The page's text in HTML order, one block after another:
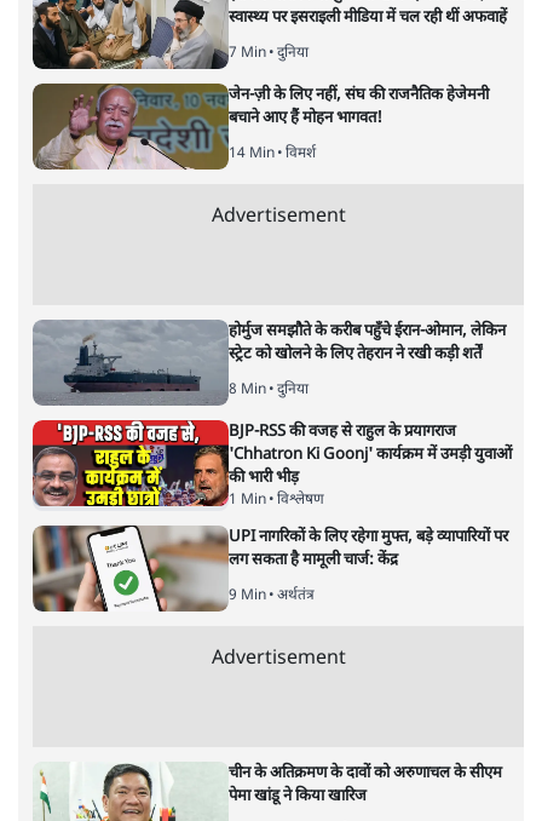
मुकेश कुमार
लेखक सत्यहिंदी के संपादक हैं।
मुकेश कुमारकी और स्टोरी पढ़ें
भारत–यूरोप संवाद: दूरदर्शी रणनीति या
हालात से उपजा मोड़?
विश्लेषण| सतीश झा| 29 JAN, 2026
भारत ईयू मुक्त व्यापार समझौताः ईयू अध्यक्ष उर्सुला वॉन डेर लेयेन और
पीएम मोदी
सतीश झा
भारत-यूरोपीय संघ मुक्त व्यापार समझौताः क्या यूरोप की ओर भारत
का झुकाव एक लंबा रणनीतिक नज़रिया है या वैश्विक दबावों और